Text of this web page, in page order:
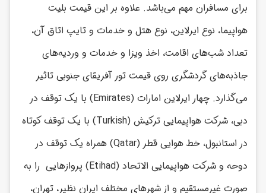
برای مسافران مهم می‌باشد. علاوه بر این قیمت بلیت
هواپیما، نوع ایرلاین، نوع هتل و خدمات و تایپ اتاق آن،
تعداد شب‌های اقامت، اخذ ویزا و خدمات و وردیه‌های
جاذبه‌های گردشگری روی قیمت تور آفریقای جنوبی تاثیر
می‌گذارد. چهار ایرلاین امارات (Emirates) با یک توقف در
دبی، شرکت هواپیمایی ترکیش (Turkish) با یک توقف کوتاه
در استانبول، خط هوایی قطر (Qatar) همراه یک توقف در
دوحه و شرکت هواپیمایی الاتحاد (Etihad) پروازهایی را به
صورت غیرمستقیم و از شهرهای مختلف ایران نظیر، تهران،